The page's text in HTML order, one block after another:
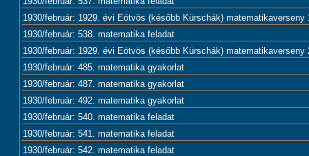
1930/február: 1929. évi Eötvös (később Kürschák) matematikaverseny
1930/február: 538. matematika feladat
1930/február: 1929. évi Eötvös (később Kürschák) matematikaverseny
1930/február: 485. matematika gyakorlat
1930/február: 487. matematika gyakorlat
1930/február: 492. matematika gyakorlat
1930/február: 540. matematika feladat
1930/február: 541. matematika feladat
1930/február: 542. matematika feladat